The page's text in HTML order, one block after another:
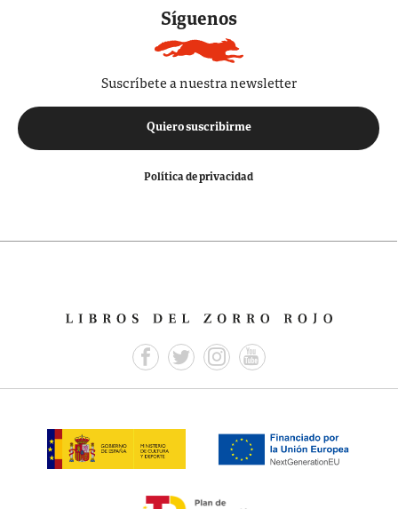
Síguenos
Suscríbete a nuestra newsletter
Quiero suscribirme
Política de privacidad